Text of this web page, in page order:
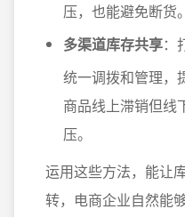
压，也能避免断货。
多渠道库存共享：
统一调拨和管理，
商品线上滞销但线
压。
运用这些方法，能让
转，电商企业自然能